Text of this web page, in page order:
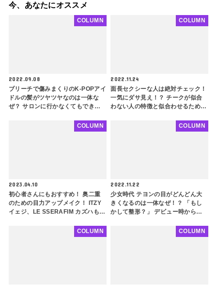
今、あなたにオススメ
2022.09.08
ブリーチで傷みまくりのK-POPアイ
ドルの髪がツヤツヤなのは一体な
ぜ？ サロンに行かなくてもできる
人の美髪を保つおすすめ商品も
COLUMN
2022.11.24
面長セクシーな人は絶対チェック！
一気にダサ見え！？ チークが似合
わない人の特徴と似合わせるための
COLUMN
2023.04.10
初心者さんにもおすすめ！ 奥二重
のための目力アップメイク！ ITZY
イェジ、LE SSERAFIM カズハも取
COLUMN
2022.11.22
少女時代 テヨンの目がどんどん大
きくなるのは一体なぜ！？ 「もし
かして整形？」 デビュー時から現
COLUMN
COLUMN COLUMN